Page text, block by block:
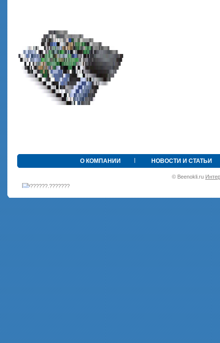
О КОМПАНИИ НОВОСТИ И СТАТЬИ
© Beenokli.ru
•